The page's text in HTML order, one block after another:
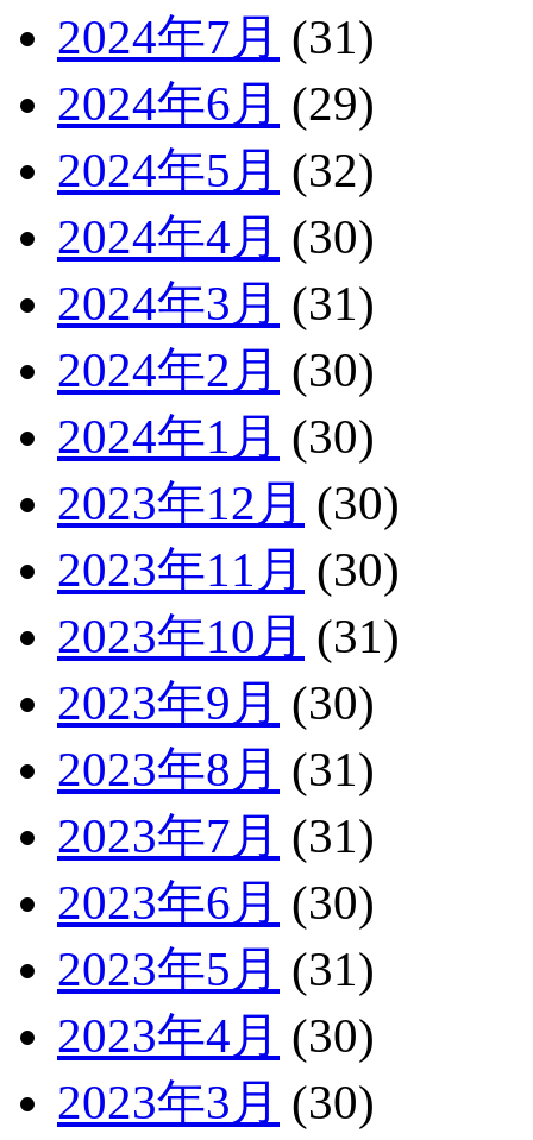
2024年7月 (31)
2024年6月 (29)
2024年5月 (32)
2024年4月 (30)
2024年3月 (31)
2024年2月 (30)
2024年1月 (30)
2023年12月 (30)
2023年11月 (30)
2023年10月 (31)
2023年9月 (30)
2023年8月 (31)
2023年7月 (31)
2023年6月 (30)
2023年5月 (31)
2023年4月 (30)
2023年3月 (30)